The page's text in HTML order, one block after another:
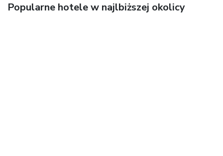
Popularne hotele w najlbiższej okolicy